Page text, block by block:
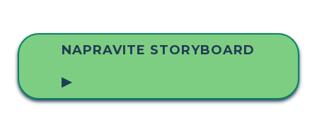
NAPRAVITE STORYBOARD
▶